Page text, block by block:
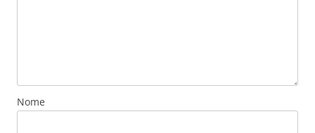
Nome